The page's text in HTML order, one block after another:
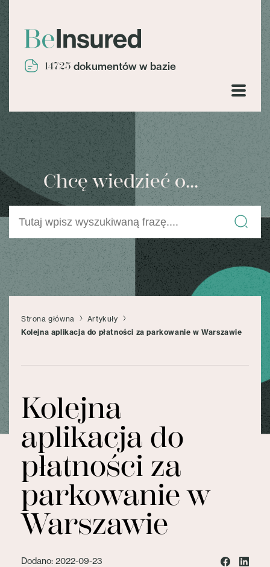
14725 dokumentów w bazie
Chcę wiedzieć o...
Strona główna
Artykuły
Kolejna aplikacja do płatności za parkowanie w Warszawie
Kolejna
aplikacja do
płatności za
parkowanie w
Warszawie
Dodano: 2022-09-23